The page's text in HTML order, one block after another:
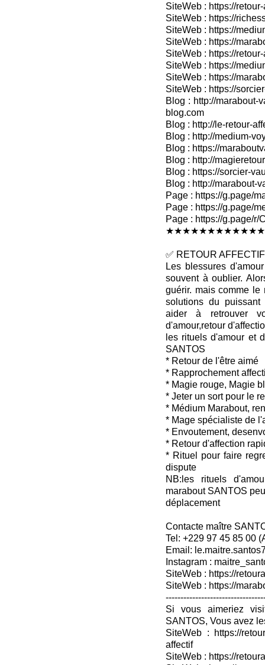
SiteWeb : https://
SiteWeb : https://
SiteWeb : https://
SiteWeb : https://
SiteWeb : https://
SiteWeb : https://
SiteWeb : https://
SiteWeb : https://
Blog : http://marabout-
blog.com
Blog : http://le-retour-
Blog : http://medium-
Blog : https://
Blog : http://
Blog : https://sorcier-
Blog : http://marabout-
Page : https://g.page/
Page : https://g.page/
Page : https://g.page/
✅ RETOUR
Les blessures
souvent à oublier.
guérir. mais comme le
solutions du
aider à retrouver
d'amour,retour
les rituels d'amour et
SANTOS
* Retour de l'être aimé
* Rapprochement
* Magie rouge, Magie
* Jeter un sort pour le
* Médium Marabout,
* Mage spécialiste de
* Envoutement,
* Retour d'affection
* Rituel pour faire
dispute
NB:les rituels
marabout SANTOS
déplacement
Contacte maître
Tel: +229 97 45 85 00
Email:
Instagram :
SiteWeb : https://
SiteWeb : https://
Si vous aimeriez
SANTOS, Vous avez
SiteWeb : https://
affectif
SiteWeb : https://